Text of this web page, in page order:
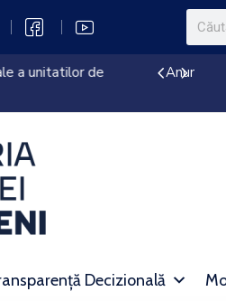
a unitatilor de
Anunț
Decizională